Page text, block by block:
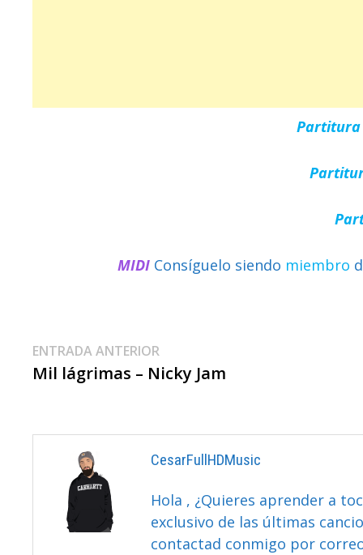
MIDI Consíguelo siendo miembro
Navegación
De
ENTRADA ANTERIOR
anterior:
Mil lágrimas – Nicky Jam
CesarFullHDMusic
Hola , ¿Quieres aprender a
exclusivo de las últimas
contactad conmigo por